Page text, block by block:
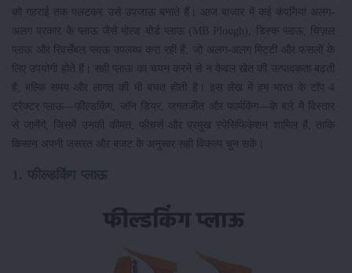
को गहराई तक पलटकर उसे उपजाऊ बनाते हैं। आज बाजार में कई कंपनियां अलग-
अलग प्रकार के प्लाऊ जैसे मोल्ड बोर्ड प्लाऊ (MB Plough), डिस्क प्लाऊ, चिज़ल
प्लाऊ और रिवर्सेबल प्लाऊ उपलब्ध करा रही हैं, जो अलग-अलग मिट्टी और फसलों के
लिए उपयोगी होते हैं। सही प्लाऊ का चयन करने से न केवल खेत की उत्पादकता बढ़ती
है, बल्कि समय और लागत की भी बचत होती है। इस लेख में हम भारत के टॉप 4
ट्रैक्टर प्लाऊ—फील्डकिंग, जॉन डियर, जगतजीत और फार्मकिंग—के बारे में विस्तार
से जानेंगे, जिसमें उनकी कीमत, फीचर्स और प्रमुख स्पेसिफिकेशन शामिल हैं, ताकि
किसान अपनी जरूरत और बजट के अनुसार सही विकल्प चुन सकें।